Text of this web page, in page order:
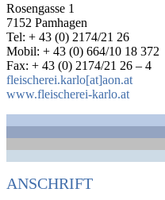
Rosengasse 1
7152 Pamhagen
Tel: + 43 (0) 2174/21 26
Mobil: + 43 (0) 664/10 18 372
Fax: + 43 (0) 2174/21 26 – 4
fleischerei.karlo[at]aon.at
www.fleischerei-karlo.at
ANSCHRIFT